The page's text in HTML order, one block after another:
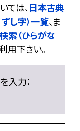
ては、 日本古典
し字）一覧、ま
索（ひらがな
用下さい。
入力：